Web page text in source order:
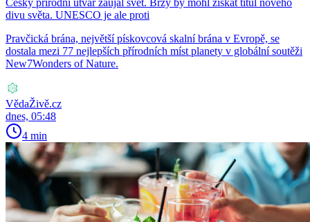
Český přírodní útvar zaujal svět. Brzy by mohl získat titul nového
divu světa. UNESCO je ale proti
Pravčická brána, největší pískovcová skalní brána v Evropě, se
dostala mezi 77 nejlepších přírodních míst planety v globální soutěži
New7Wonders of Nature.
VědaŽivě.cz
dnes, 05:48
4 min